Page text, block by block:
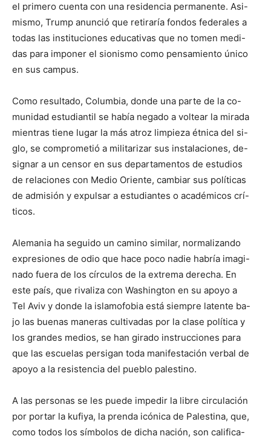
el primero cuenta con una residencia permanente. Asi-
mismo, Trump anunció que retiraría fondos federales a
todas las instituciones educativas que no tomen medi-
das para imponer el sionismo como pensamiento único
en sus campus.
Como resultado, Columbia, donde una parte de la co-
munidad estudiantil se había negado a voltear la mirada
mientras tiene lugar la más atroz limpieza étnica del si-
glo, se comprometió a militarizar sus instalaciones, de-
signar a un censor en sus departamentos de estudios
de relaciones con Medio Oriente, cambiar sus políticas
de admisión y expulsar a estudiantes o académicos crí-
ticos.
Alemania ha seguido un camino similar, normalizando
expresiones de odio que hace poco nadie habría imagi-
nado fuera de los círculos de la extrema derecha. En
este país, que rivaliza con Washington en su apoyo a
Tel Aviv y donde la islamofobia está siempre latente ba-
jo las buenas maneras cultivadas por la clase política y
los grandes medios, se han girado instrucciones para
que las escuelas persigan toda manifestación verbal de
apoyo a la resistencia del pueblo palestino.
A las personas se les puede impedir la libre circulación
por portar la kufiya, la prenda icónica de Palestina, que,
como todos los símbolos de dicha nación, son califica-